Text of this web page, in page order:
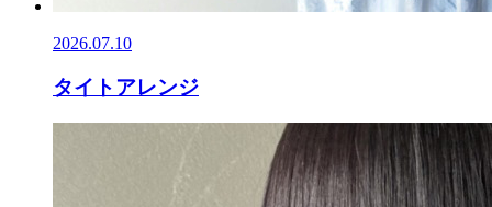
2026.07.10
タイトアレンジ